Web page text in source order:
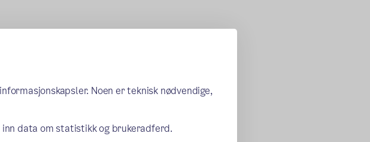
Noen er teknisk nødvendige,
data om statistikk og brukeradferd.